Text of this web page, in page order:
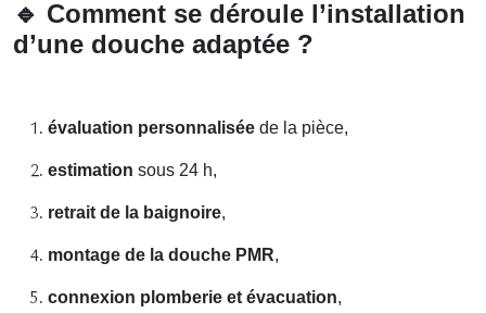
🔹 Comment se déroule l’installation
d’une douche adaptée ?
évaluation personnalisée de la pièce,
estimation sous 24 h,
retrait de la baignoire,
montage de la douche PMR,
connexion plomberie et évacuation,